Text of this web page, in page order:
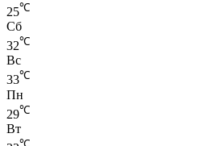
25℃
Сб
32℃
Вс
33℃
Пн
29℃
Вт